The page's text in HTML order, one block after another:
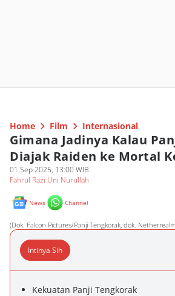
Home Film Internasional
Gimana Jadinya Kalau
Diajak Raiden ke Mortal
01 Sep 2025, 13:00 WIB
Fahrul Razi Uni Nurullah
News Channel
(Dok. Falcon Pictures/Panji Tengkorak, dok.
Intinya Sih
Kekuatan Panji Tengkorak